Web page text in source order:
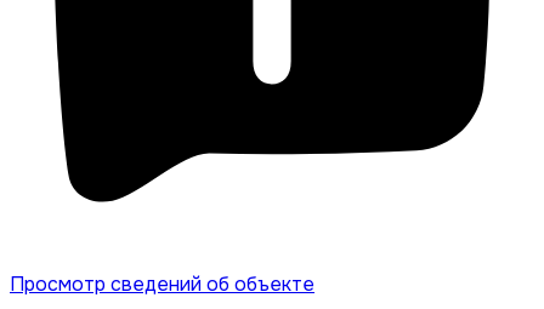
Просмотр сведений об объекте